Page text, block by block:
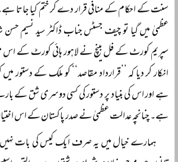
سنت کے احکام کے منافی قرار دے کر ختم کیا جاتا
عظمیٰ میں گیا تو چیف جسٹس جناب ڈاکٹر سید نسیم
سپریم کورٹ کے فل بینچ نے لاہور ہائی کورٹ کے
انکار کر دیا کہ ’’قرارداد مقاصد‘‘ کو ملک کے دستور
ہے اور اس کی بنیاد پر دستور کی کسی دوسری شق کے بارے
ہے۔ چنانچہ عدالت عظمیٰ نے صدر پاکستان کے اس اختیار
ہمارے خیال میں یہ صرف ایک کیس کی بات نہیں